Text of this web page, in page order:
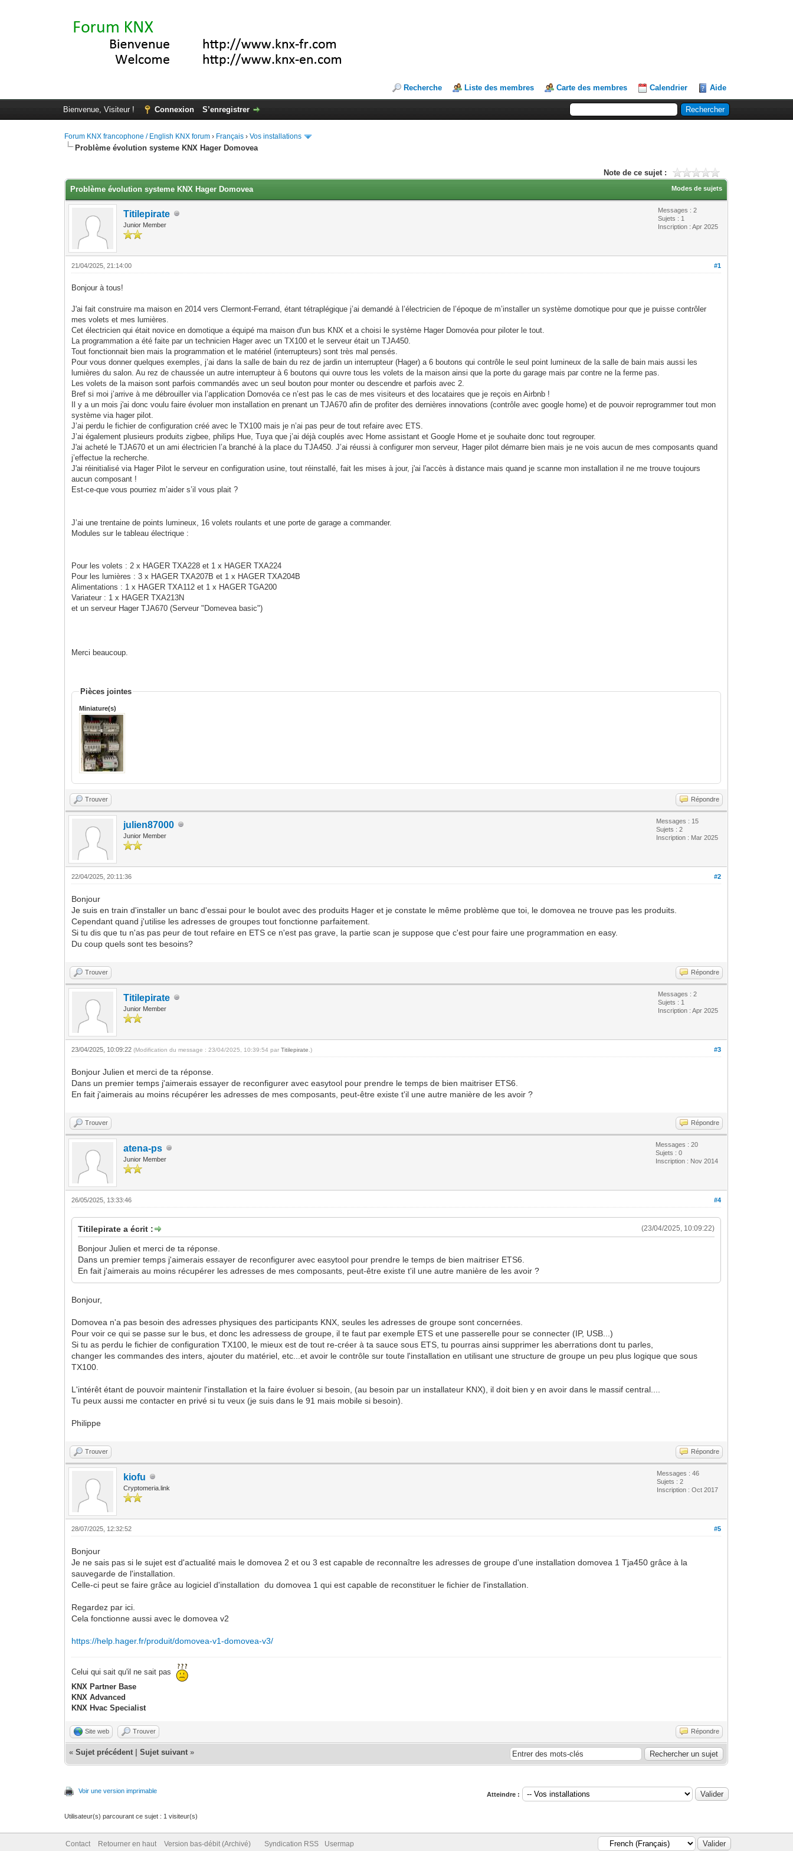
Recherche Liste des membres Carte des membres Calendrier Aide
Bienvenue, Visiteur ! Connexion S’enregistrer
Forum KNX francophone / English KNX forum › Français ›Vos installations
Problème évolution systeme KNX Hager Domovea
Note de ce sujet :
Modes de sujets
Problème évolution systeme KNX Hager Domovea
Titilepirate
Junior Member
Messages : 2
Sujets : 1
Inscription : Apr 2025
#1
21/04/2025, 21:14:00
Bonjour à tous!
J'ai fait construire ma maison en 2014 vers Clermont-Ferrand, étant tétraplégique j’ai demandé à l’électricien de l’époque de m’installer un système domotique pour que je puisse contrôler
mes volets et mes lumières.
Cet électricien qui était novice en domotique a équipé ma maison d'un bus KNX et a choisi le système Hager Domovéa pour piloter le tout.
La programmation a été faite par un technicien Hager avec un TX100 et le serveur était un TJA450.
Tout fonctionnait bien mais la programmation et le matériel (interrupteurs) sont très mal pensés.
Pour vous donner quelques exemples, j’ai dans la salle de bain du rez de jardin un interrupteur (Hager) a 6 boutons qui contrôle le seul point lumineux de la salle de bain mais aussi les
lumières du salon. Au rez de chaussée un autre interrupteur à 6 boutons qui ouvre tous les volets de la maison ainsi que la porte du garage mais par contre ne la ferme pas.
Les volets de la maison sont parfois commandés avec un seul bouton pour monter ou descendre et parfois avec 2.
Bref si moi j’arrive à me débrouiller via l’application Domovéa ce n’est pas le cas de mes visiteurs et des locataires que je reçois en Airbnb !
Il y a un mois j'ai donc voulu faire évoluer mon installation en prenant un TJA670 afin de profiter des dernières innovations (contrôle avec google home) et de pouvoir reprogrammer tout mon
système via hager pilot.
J’ai perdu le fichier de configuration créé avec le TX100 mais je n’ai pas peur de tout refaire avec ETS.
J’ai également plusieurs produits zigbee, philips Hue, Tuya que j’ai déjà couplés avec Home assistant et Google Home et je souhaite donc tout regrouper.
J'ai acheté leTJA670 et un ami électricien l’a branché à la place du TJA450. J’ai réussi à configurer mon serveur, Hager pilot démarre bien mais je ne vois aucun de mes composants quand
j’effectue la recherche.
J'ai réinitialisé via Hager Pilot le serveur en configuration usine, tout réinstallé, fait les mises à jour, j'ai l'accès à distance mais quand je scanne mon installation il ne me trouve toujours
aucun composant !
Est-ce-que vous pourriez m’aider s’il vous plait ?
J’ai une trentaine de points lumineux, 16 volets roulants et une porte de garage a commander.
Modules sur le tableau électrique :
Pour les volets : 2 x HAGER TXA228 et 1 x HAGER TXA224
Pour les lumières : 3 x HAGER TXA207B et 1 x HAGER TXA204B
Alimentations : 1 x HAGER TXA112 et 1 x HAGER TGA200
Variateur : 1 x HAGER TXA213N
et un serveur HagerTJA670 (Serveur "Domevea basic")
Merci beaucoup.
Pièces jointes
Miniature(s)
Trouver Répondre
julien87000
Junior Member
Messages : 15
Sujets : 2
Inscription : Mar 2025
#2
22/04/2025, 20:11:36
Bonjour
Je suis en train d'installer un banc d'essai pour le boulot avec des produits Hager et je constate le même problème que toi, le domovea ne trouve pas les produits.
Cependant quand j'utilise les adresses de groupes tout fonctionne parfaitement.
Si tu dis que tu n'as pas peur de tout refaire en ETS ce n'est pas grave, la partie scan je suppose que c'est pour faire une programmation en easy.
Du coup quels sont tes besoins?
Trouver Répondre
Titilepirate
Junior Member
Messages : 2
Sujets : 1
Inscription : Apr 2025
#3
23/04/2025, 10:09:22(Modification du message : 23/04/2025, 10:39:54 parTitilepirate .)
Bonjour Julien et merci de ta réponse.
Dans un premier temps j'aimerais essayer de reconfigurer avec easytool pour prendre le temps de bien maitriser ETS6.
En fait j'aimerais au moins récupérer les adresses de mes composants, peut-être existe t'il une autre manière de les avoir ?
Trouver Répondre
atena-ps
Junior Member
Messages : 20
Sujets : 0
Inscription : Nov 2014
#4
26/05/2025, 13:33:46
(23/04/2025, 10:09:22)
Titilepirate a écrit :
Bonjour Julien et merci de ta réponse.
Dans un premier temps j'aimerais essayer de reconfigurer avec easytool pour prendre le temps de bien maitriser ETS6.
En fait j'aimerais au moins récupérer les adresses de mes composants, peut-être existe t'il une autre manière de les avoir ?
Bonjour,
Domovea n'a pas besoin des adresses physiques des participants KNX, seules les adresses de groupe sont concernées.
Pour voir ce qui se passe sur le bus, et donc les adressess de groupe, il te faut par exemple ETS et une passerelle pour se connecter (IP, USB...)
Si tu as perdu le fichier de configuration TX100, le mieux est de tout re-créer à ta sauce sous ETS, tu pourras ainsi supprimer les aberrations dont tu parles,
changer les commandes des inters, ajouter du matériel, etc...et avoir le contrôle sur toute l'installation en utilisant une structure de groupe un peu plus logique que sous
TX100.
L'intérêt étant de pouvoir maintenir l'installation et la faire évoluer si besoin, (au besoin par un installateur KNX), il doit bien y en avoir dans le massif central....
Tu peux aussi me contacter en privé si tu veux (je suis dans le 91 mais mobile si besoin).
Philippe
Trouver Répondre
kiofu
Cryptomeria.link
Messages : 46
Sujets : 2
Inscription : Oct 2017
#5
28/07/2025, 12:32:52
Bonjour
Je ne sais pas si le sujet est d'actualité mais le domovea 2 et ou 3 est capable de reconnaître les adresses de groupe d'une installation domovea 1 Tja450 grâce à la
sauvegarde de l'installation.
Celle-ci peut se faire grâce au logiciel d'installation du domovea 1 qui est capable de reconstituer le fichier de l'installation.
Regardez par ici.
Cela fonctionne aussi avec le domovea v2
https://help.hager.fr/produit/domovea-v1-domovea-v3/
Celui qui sait qu'il ne sait pas
KNX Partner Base
KNX Advanced
KNX Hvac Specialist
Site web Trouver Répondre
«Sujet précédent |Sujet suivant »
Voir une version imprimable Atteindre :
Utilisateur(s) parcourant ce sujet : 1 visiteur(s)
Contact Retourner en haut Version bas-débit (Archivé) Syndication RSS Usermap